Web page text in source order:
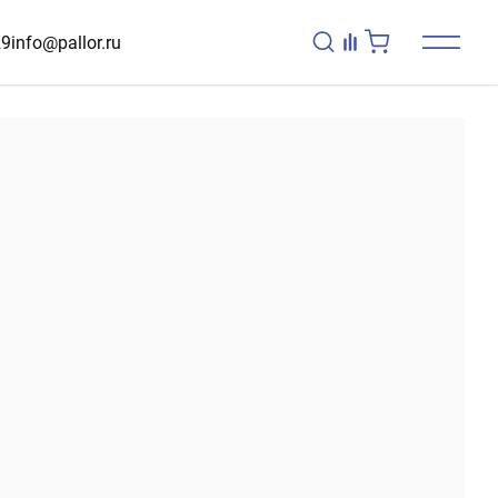
info@pallor.ru